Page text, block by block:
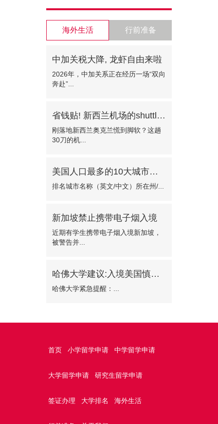
海外生活 行前准备
中加关税大降, 龙虾自由来啦
2026年，中加关系正在经历一场“双向
奔赴”...
省钱贴! 新西兰机场的shuttle bus!—门对门只需30纽币
刚落地新西兰奥克兰慌到脚软？这趟
30刀的机...
美国人口最多的10大城市有哪些?
排名城市名称（英文/中文）所在州/...
新加坡禁止携带电子烟入境
近期有学生携带电子烟入境新加坡，
被警告并...
哈佛大学建议:入境美国慎选波士顿机场
哈佛大学紧急提醒：...
首页 小学留学申请 中学留学申请
大学留学申请 研究生留学申请
签证办理 大学排名 海外生活